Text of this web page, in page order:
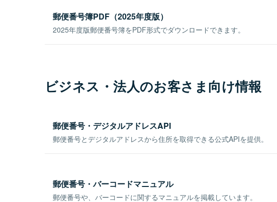
郵便番号簿PDF（2025年度版）
2025年度版郵便番号簿をPDF形式でダウンロードできます。
ビジネス・法人のお客さま向け情報
郵便番号・デジタルアドレスAPI
郵便番号とデジタルアドレスから住所を取得できる公式APIを提供。
郵便番号・バーコードマニュアル
郵便番号や、バーコードに関するマニュアルを掲載しています。